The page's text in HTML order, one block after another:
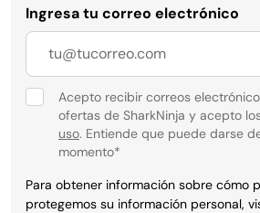
Ingresa tu correo electrónico
Acepto recibir correos
ofertas de SharkNinja y acepto
uso. Entiende que puede darse
momento*
Para obtener información sobre cómo
protegemos su información personal,